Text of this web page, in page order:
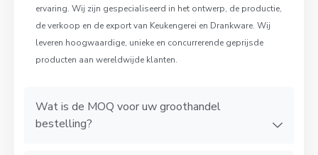
ervaring. Wij zijn gespecialiseerd in het ontwerp, de productie,
de verkoop en de export van Keukengerei en Drankware. Wij
leveren hoogwaardige, unieke en concurrerende geprijsde
producten aan wereldwijde klanten.
Wat is de MOQ voor uw groothandel
bestelling?